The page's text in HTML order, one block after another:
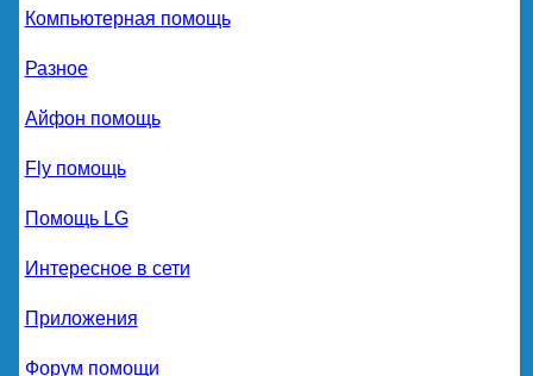
Компьютерная помощь
Разное
Айфон помощь
Fly помощь
Помощь LG
Интересное в сети
Приложения
Форум помощи